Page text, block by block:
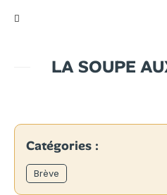
LA SOUPE
Catégories :
Brève